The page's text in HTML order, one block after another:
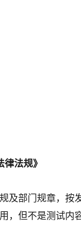
法规》
及部门规章，
，但不是测试内